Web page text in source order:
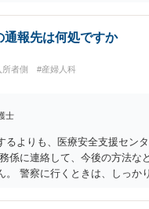
か。 代理人となる場合ですが
合、交渉をお受けするとなる
通報先は何処ですか
所者側 #産婦人科
士
るよりも、医療安全支援セン
係に連絡して、今後の方法な
。 警察に行くときは、しっか